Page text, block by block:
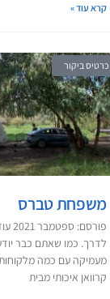
קרא עוד »
כרטיס ביקור
משפחת טברס
לדרך. כמו שאתם כבר
מעמיקה עם כמה
קרוואן איכותי מבית